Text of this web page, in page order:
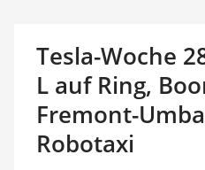
Tesla-Woche
L auf Ring,
Fremont-
Robotaxi